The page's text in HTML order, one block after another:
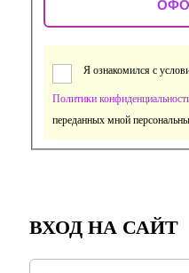
Я ознакомился с
Политики
переданных мной
ВХОД НА САЙТ